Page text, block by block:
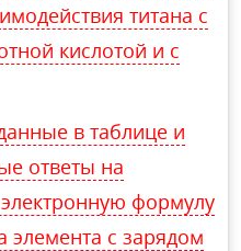
титана с
кислотой и с
в таблице и
ответы на
формулу
элемента с зарядом